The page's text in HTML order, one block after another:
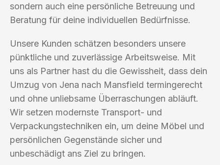
sondern auch eine persönliche Betreuung und
Beratung für deine individuellen Bedürfnisse.
Unsere Kunden schätzen besonders unsere
pünktliche und zuverlässige Arbeitsweise. Mit
uns als Partner hast du die Gewissheit, dass dein
Umzug von Jena nach Mansfield termingerecht
und ohne unliebsame Überraschungen abläuft.
Wir setzen modernste Transport- und
Verpackungstechniken ein, um deine Möbel und
persönlichen Gegenstände sicher und
unbeschädigt ans Ziel zu bringen.